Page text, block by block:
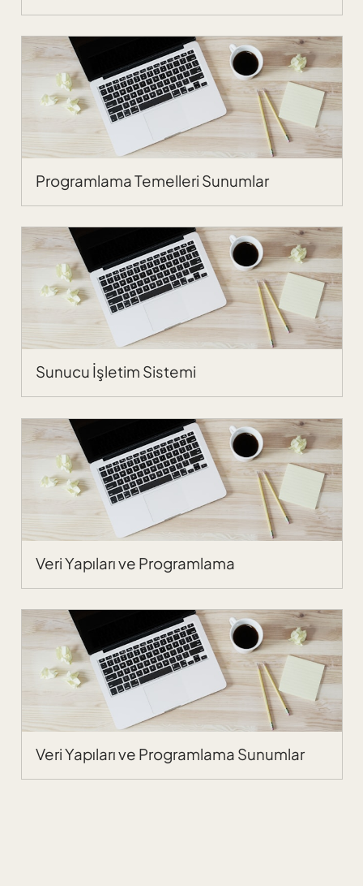
Programlama Temelleri Sunumlar
Sunucu İşletim Sistemi
Veri Yapıları ve Programlama
Veri Yapıları ve Programlama Sunumlar